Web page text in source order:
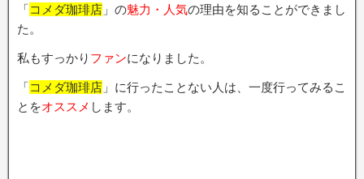
「コメダ珈琲店 」の魅力・人気の理由を知ることができまし
た。
私もすっかり ファンになりました。
「コメダ珈琲店 」に行ったことない人は、一度行ってみるこ
とをオススメ します。